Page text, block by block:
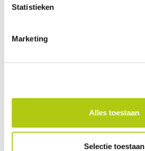
Statistieken
Marketing
Alles toestaan
Selectie toestaan
M. Mme Mlle